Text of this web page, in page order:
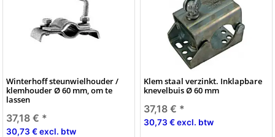
Winterhoff steunwielhouder /
klemhouder Ø 60 mm, om te
lassen
37,18 € *
30,73 € excl. btw
Klem staal verzinkt. Inklapbare
knevelbuis Ø 60 mm
37,18 € *
30,73 € excl. btw